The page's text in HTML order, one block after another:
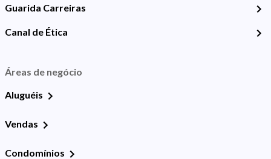
Guarida Carreiras
Canal de Ética
Áreas de negócio
Aluguéis
Vendas
Condomínios